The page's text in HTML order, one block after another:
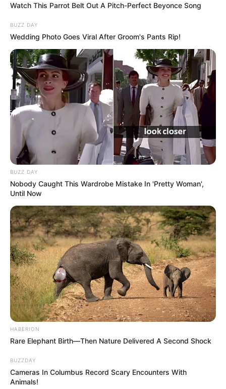
Watch This Parrot Belt Out A Pitch-Perfect Beyonce Song
BUZZ DAY
Wedding Photo Goes Viral After Groom's Pants Rip!
BUZZ DAY
Nobody Caught This Wardrobe Mistake In 'Pretty Woman',
Until Now
HABERION
Rare Elephant Birth—Then Nature Delivered A Second Shock
BUZZDAY
Cameras In Columbus Record Scary Encounters With
Animals!